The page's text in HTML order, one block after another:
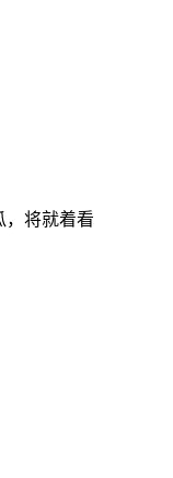
，将就着看